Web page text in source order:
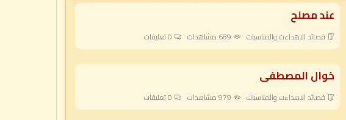
عند مصلح
قصائد الاهداءت والمناسبات 689 مشاهدات تعليقات
خوال المصطفى
قصائد الاهداءت والمناسبات 979 مشاهدات تعليقات